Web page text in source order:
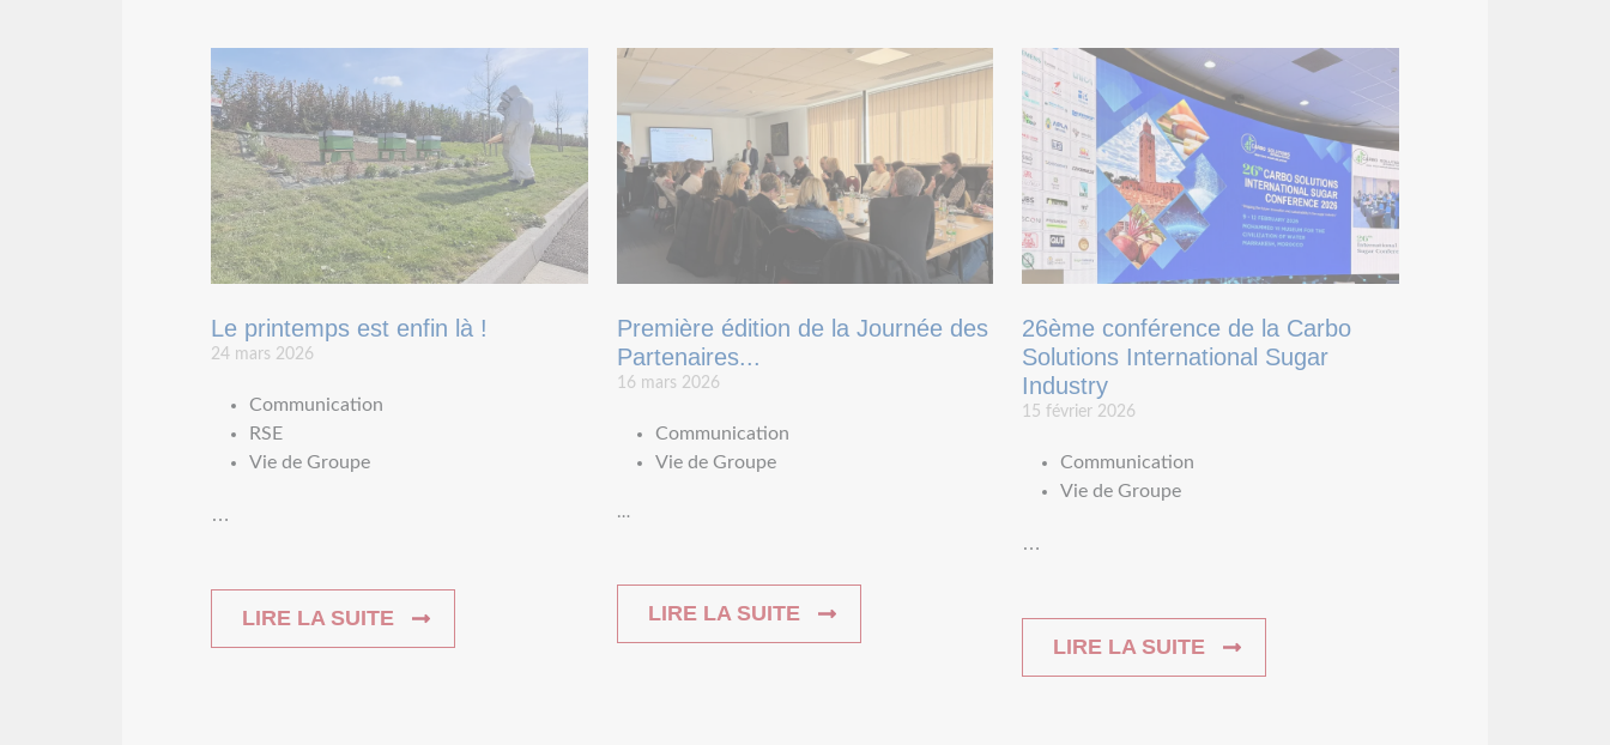
Le printemps est enfin là !
24 mars 2026
Communication
RSE
Vie de Groupe
…
LIRE LA SUITE
Première édition de la Journée des
Partenaires...
16 mars 2026
Communication
Vie de Groupe
…
LIRE LA SUITE
26ème conférence de la Carbo
Solutions International Sugar
Industry
15 février 2026
Communication
Vie de Groupe
…
LIRE LA SUITE